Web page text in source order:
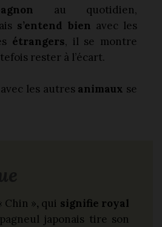
au quotidien,
s’entend bien avec les
étrangers, il se montre
rester à l’écart.
avec les autres animaux se
Chin », qui signifie royal
japonais tire son